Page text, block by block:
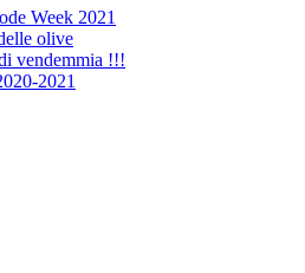
Week 2021
olive
vendemmia !!!
2021